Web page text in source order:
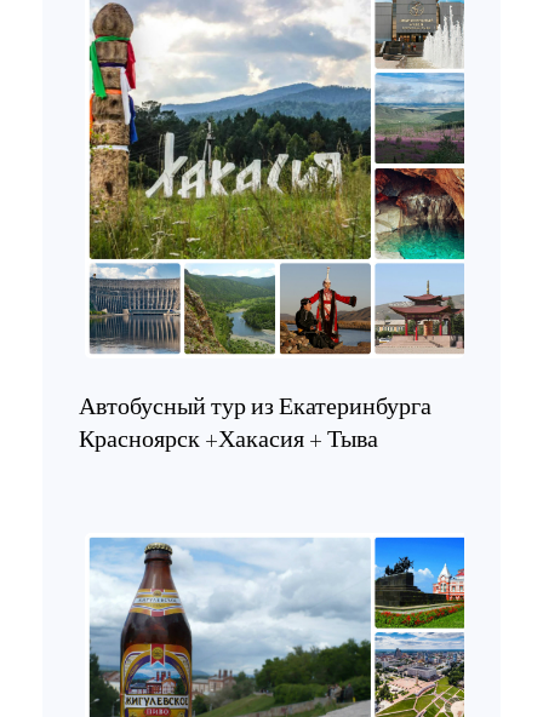
Автобусный тур из Екатеринбурга
Красноярск +Хакасия + Тыва